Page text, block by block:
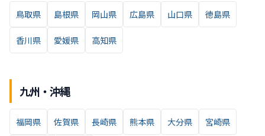
鳥取県 島根県 岡山県 広島県 山口県 徳島県
香川県 愛媛県 高知県
九州・沖縄
福岡県 佐賀県 長崎県 熊本県 大分県 宮崎県